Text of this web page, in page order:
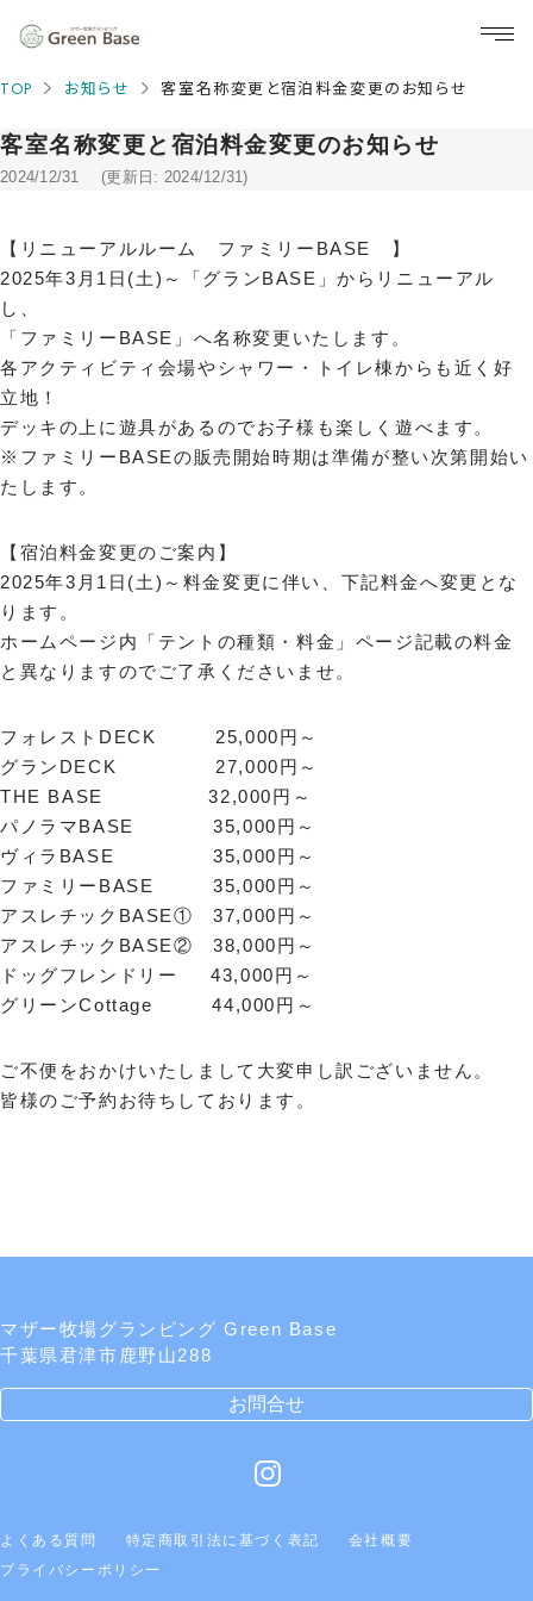
TOP お知らせ 客室名称変更と宿泊料金変更のお知らせ
客室名称変更と宿泊料金変更のお知らせ
2024/12/31 (更新日: 2024/12/31)
【リニューアルルーム ファミリーBASE 】
2025年3月1日(土)～「グランBASE」からリニューアル
し、
「ファミリーBASE」へ名称変更いたします。
各アクティビティ会場やシャワー・トイレ棟からも近く好
立地！
デッキの上に遊具があるのでお子様も楽しく遊べます。
※ファミリーBASEの販売開始時期は準備が整い次第開始い
たします。
【宿泊料金変更のご案内】
2025年3月1日(土)～料金変更に伴い、下記料金へ変更とな
ります。
ホームページ内「テントの種類・料金」ページ記載の料金
と異なりますのでご了承くださいませ。
フォレストDECK 25,000円～
グランDECK 27,000円～
THE BASE 32,000円～
パノラマBASE 35,000円～
ヴィラBASE 35,000円～
ファミリーBASE 35,000円～
アスレチックBASE① 37,000円～
アスレチックBASE② 38,000円～
ドッグフレンドリー 43,000円～
グリーンCottage 44,000円～
ご不便をおかけいたしまして大変申し訳ございません。
皆様のご予約お待ちしております。
マザー牧場グランピング Green Base
千葉県君津市鹿野山288
お問合せ
よくある質問 特定商取引法に基づく表記
会社概要
プライバシーポリシー